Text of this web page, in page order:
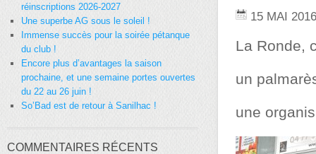
15 MAI 2016
La Ronde,
un
une
réinscriptions 2026-2027
Une superbe AG sous le soleil !
Immense succès pour la soirée pétanque
du club !
Encore plus d’avantages la saison
prochaine, et une semaine portes ouvertes
du 22 au 26 juin !
So’Bad est de retour à Sanilhac !
COMMENTAIRES RÉCENTS